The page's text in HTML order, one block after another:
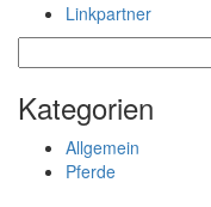
Linkpartner
nach:
Kategorien
Allgemein
Pferde